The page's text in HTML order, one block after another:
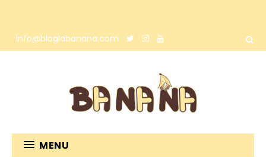
info@bloglabanana.com
MENU